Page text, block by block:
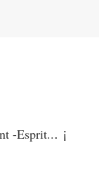
-Esprit... ¡